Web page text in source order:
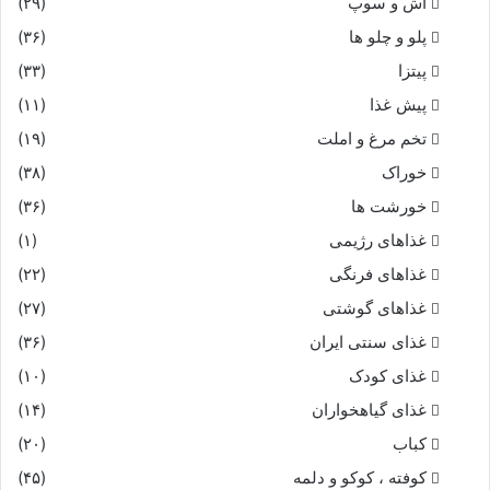
ز شهرى که بگرفت نوشین روان
که از نام او بود قیصر نوان‏
بیامد ز هر کشورى لشکرى
بپیش اندرون نامور مهترى‏
سپاهى بیامد ز راه خزر
کز ایشان سیه شد همه بوم و بر
جهان دیده بدّال در پیش بود
که با گنج و با لشکر خویش بود
ز ارمینیه تا در اردبیل
پلو و چلو ها
(۳۶)
پیتزا
(۳۳)
پیش غذا
(۱۱)
تخم مرغ و املت
(۱۹)
خوراک
(۳۸)
خورشت ها
(۳۶)
غذاهای رژیمی
(۱)
غذاهای فرنگی
(۲۲)
غذاهای گوشتی
(۲۷)
غذای سنتی ایران
(۳۶)
غذای کودک
(۱۰)
غذای گیاهخواران
(۱۴)
کباب
(۲۰)
کوفته ، کوکو و دلمه
(۴۵)